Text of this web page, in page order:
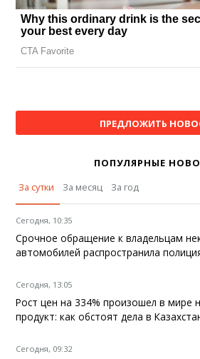
ПРЕДЛОЖИТЬ
ПОПУЛЯРНЫЕ
За сутки
За месяц За год
Сегодня, 10:35
Срочное обращение к владельцам
автомобилей распространила
Сегодня, 13:05
Рост цен на 334% произошел в мире
продукт: как обстоят дела в
Сегодня, 09:32